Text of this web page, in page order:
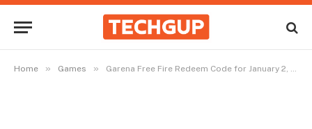
Home » Games » Garena Free Fire Redeem Code for January 2, 2024: ফ্রি ফায়ার রিডিম কোড থেকে জিতুন ডায়মন্ড